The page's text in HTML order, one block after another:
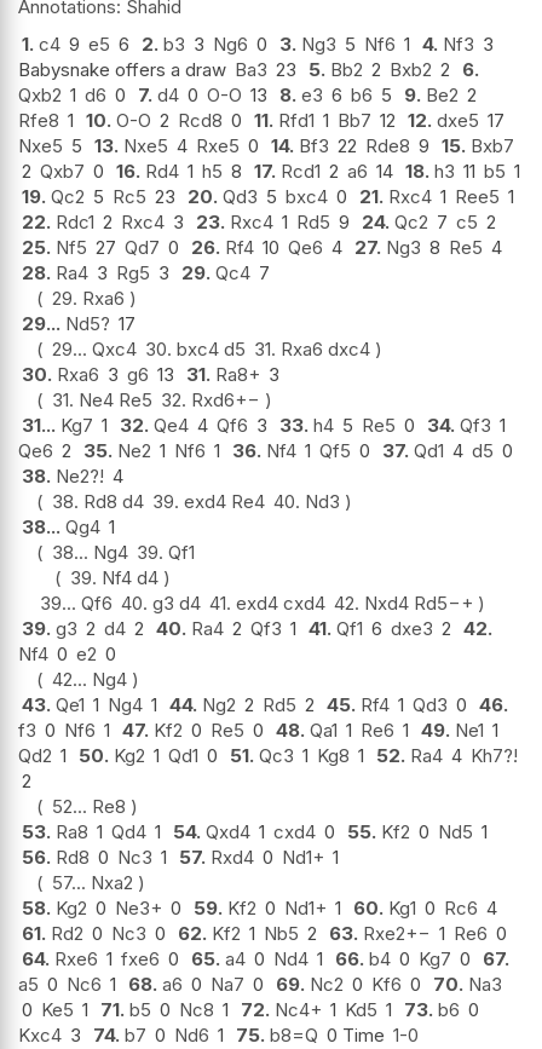
Shahid
1. c4 9 e5 6 2. b3 3 Ng6 0 3. Ng3 5 Nf6 1 4. Nf3 3
Babysnake offers a draw Ba3 23 5. Bb2 2 Bxb2 2
6.
Qxb2 1 d6 0 7. d4 0 O-O 13 8. e3 6 b6 5 9. Be2 2
Rfe8 1 10. O-O 2 Rcd8 0 11. Rfd1 1 Bb7 12 12. dxe5 17
Nxe5 5 13. Nxe5 4 Rxe5 0 14. Bf3 22 Rde8 9 15. Bxb7
2 Qxb7 0 16. Rd4 1 h5 8 17. Rcd1 2 a6 14 18. h3 11 b5 1
19. Qc2 5 Rc5 23 20. Qd3 5 bxc4 0 21. Rxc4 1 Ree5 1
22. Rdc1 2 Rxc4 3 23. Rxc4 1 Rd5 9 24. Qc2 7 c5 2
25. Nf5 27 Qd7 0 26. Rf4 10 Qe6 4 27. Ng3 8 Re5 4
28. Ra4 3 Rg5 3 29. Qc4 7
29. Rxa6
29... Nd5? 17
29... Qxc4 30. bxc4 d5 31. Rxa6 dxc4
30. Rxa6 3 g6 13 31. Ra8+ 3
31. Ne4 Re5 32. Rxd6+−
31... Kg7 1 32. Qe4 4 Qf6 3 33. h4 5 Re5 0 34. Qf3 1
Qe6 2 35. Ne2 1 Nf6 1 36. Nf4 1 Qf5 0 37. Qd1 4 d5 0
38. Ne2?! 4
38. Rd8 d4 39. exd4 Re4 40. Nd3
38... Qg4 1
38... Ng4 39. Qf1
39. Nf4 d4
39... Qf6 40. g3 d4 41. exd4 cxd4 42. Nxd4 Rd5−+
39. g3 2 d4 2 40. Ra4 2 Qf3 1 41. Qf1 6 dxe3 2 42.
Nf4 0 e2 0
42... Ng4
43. Qe1 1 Ng4 1 44. Ng2 2 Rd5 2 45. Rf4 1 Qd3 0 46.
f3 0 Nf6 1 47. Kf2 0 Re5 0 48. Qa1 1 Re6 1 49. Ne1 1
Qd2 1 50. Kg2 1 Qd1 0 51. Qc3 1 Kg8 1 52. Ra4 4 Kh7?!
2
52... Re8
53. Ra8 1 Qd4 1 54. Qxd4 1 cxd4 0 55. Kf2 0 Nd5 1
56. Rd8 0 Nc3 1 57. Rxd4 0 Nd1+ 1
57... Nxa2
58. Kg2 0 Ne3+ 0 59. Kf2 0 Nd1+ 1 60. Kg1 0 Rc6 4
61. Rd2 0 Nc3 0 62. Kf2 1 Nb5 2 63. Rxe2+− 1 Re6 0
64. Rxe6 1 fxe6 0 65. a4 0 Nd4 1 66. b4 0 Kg7 0
67.
a5 0 Nc6 1 68. a6 0 Na7 0 69. Nc2 0 Kf6 0 70. Na3
0 Ke5 1 71. b5 0 Nc8 1 72. Nc4+ 1 Kd5 1 73. b6 0
Kxc4 3 74. b7 0 Nd6 1 75. b8=Q 0 Time 1-0